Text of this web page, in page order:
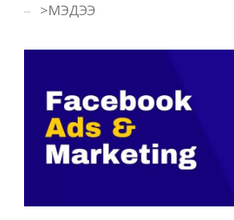
>МЭДЭЭ